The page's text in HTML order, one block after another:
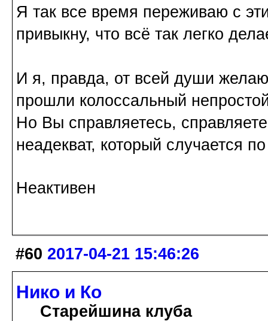
Я так все время переживаю с
привыкну, что всё так легко
И я, правда, от всей души
прошли колоссальный
Но Вы справляетесь,
неадекват, который случается
Неактивен
#60 2017-04-21 15:46:26
Нико и Ко
Старейшина клуба